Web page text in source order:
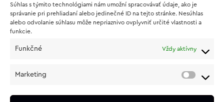
Súhlas s týmito technológiami nám umožní spracovávať údaje, ako je
správanie pri prehliadaní alebo jedinečné ID na tejto stránke. Nesúhlas
alebo odvolanie súhlasu môže nepriaznivo ovplyvniť určité vlastnosti a
funkcie.
Funkčné Vždy aktívny
Marketing
O NÁKUPE
Vrátenie a reklamácia tovaru